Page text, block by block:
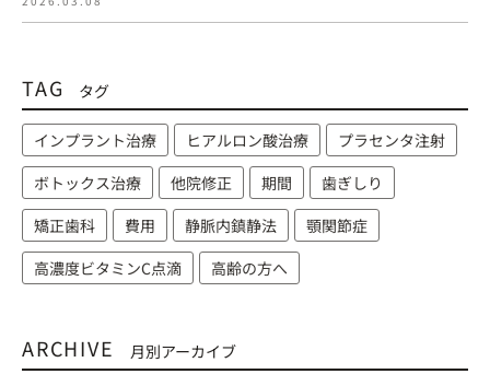
TAG タグ
インプラント治療 ヒアルロン酸治療
プラセンタ注射
ボトックス治療
他院修正 期間
歯ぎしり
矯正歯科
費用 静脈内鎮静法
顎関節症
高濃度ビタミンC点滴
高齢の方へ
ARCHIVE 月別アーカイブ